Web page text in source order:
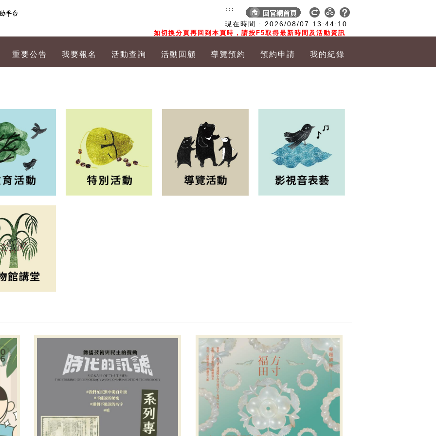
現在時間 : 2026/08/07 13:44:11
如切換分頁再回到本頁時，請按F5取得最新時間及活動資訊
:::
重要公告 我要報名 活動查詢 活動回顧 導覽預約 預約申請 我的紀錄